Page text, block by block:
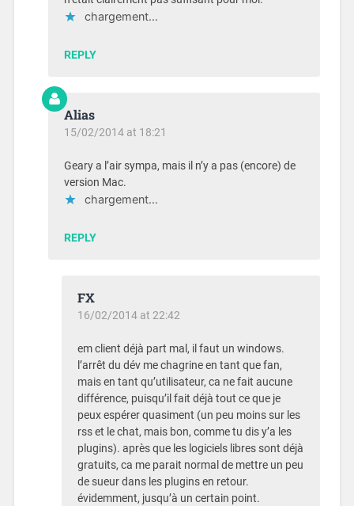
chargement…
REPLY
Alias
15/02/2014 at 18:21
Geary a l’air sympa, mais il n’y a pas (encore) de
version Mac.
chargement…
REPLY
FX
16/02/2014 at 22:42
em client déjà part mal, il faut un windows.
l’arrêt du dév me chagrine en tant que fan,
mais en tant qu’utilisateur, ca ne fait aucune
différence, puisqu’il fait déjà tout ce que je
peux espérer quasiment (un peu moins sur les
rss et le chat, mais bon, comme tu dis y’a les
plugins). après que les logiciels libres sont déjà
gratuits, ca me parait normal de mettre un peu
de sueur dans les plugins en retour.
évidemment, jusqu’à un certain point.